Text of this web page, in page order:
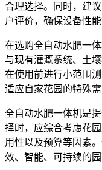
合理选择。同时，建
户评价，确保设备性能
在选购全自动水肥一
与现有灌溉系统、土
在使用前进行小范围
适应自家花园的特殊需
全自动水肥一体机是
择时，应综合考虑花
用性以及预算等因素
效、智能、可持续的园